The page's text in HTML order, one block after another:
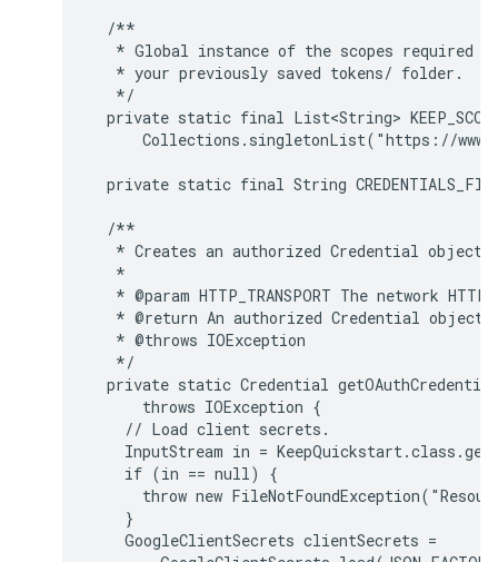
  /**
* Global instance of the scopes required
   * your previously saved tokens/ folder.
   */
private static final List<String>
Collections.singletonList("https://
private static final String
  /**
   * Creates an authorized Credential object.
   *
* @param HTTP_TRANSPORT The network HTTP
   * @return An authorized Credential object.
   * @throws IOException
   */
private static Credential
      throws IOException {
    // Load client secrets.
InputStream in =
    if (in == null) {
throw new
    }
    GoogleClientSecrets clientSecrets =